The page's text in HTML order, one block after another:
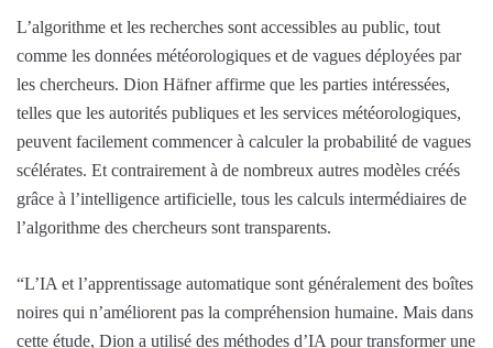
L’algorithme et les recherches sont accessibles au public, tout
comme les données météorologiques et de vagues déployées par
les chercheurs. Dion Häfner affirme que les parties intéressées,
telles que les autorités publiques et les services météorologiques,
peuvent facilement commencer à calculer la probabilité de vagues
scélérates. Et contrairement à de nombreux autres modèles créés
grâce à l’intelligence artificielle, tous les calculs intermédiaires de
l’algorithme des chercheurs sont transparents.
“L’IA et l’apprentissage automatique sont généralement des boîtes
noires qui n’améliorent pas la compréhension humaine. Mais dans
cette étude, Dion a utilisé des méthodes d’IA pour transformer une